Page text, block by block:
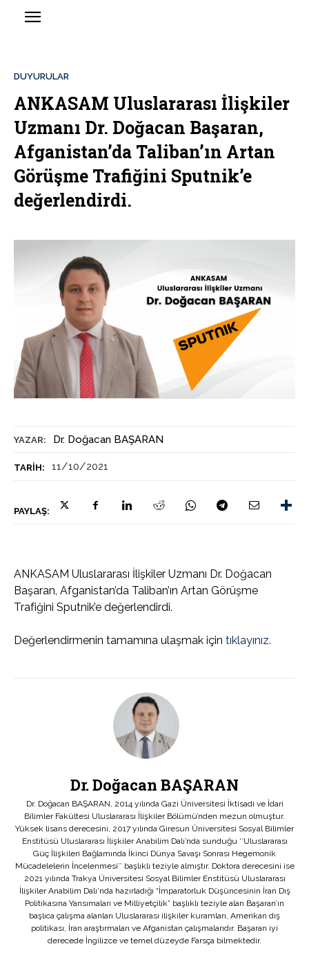
YAZAR: Dr. Doğacan BAŞARAN
TARIH: 11/10/2021
PAYLAŞ:
DUYURULAR
ANKASAM Uluslararası İlişkiler
Uzmanı Dr. Doğacan Başaran,
Afganistan’da Taliban’ın Artan
Görüşme Trafiğini Sputnik’e
değerlendirdi.
ANKASAM Uluslararası İlişkiler Uzmanı Dr. Doğacan
Başaran, Afganistan’da Taliban’ın Artan Görüşme
Trafiğini Sputnik’e değerlendirdi.
Değerlendirmenin tamamına ulaşmak için tıklayınız.
Dr. Doğacan BAŞARAN
Dr. Doğacan BAŞARAN, 2014 yılında Gazi Üniversitesi İktisadi ve İdari
Bilimler Fakültesi Uluslararası İlişkiler Bölümü’nden mezun olmuştur.
Yüksek lisans derecesini, 2017 yılında Giresun Üniversitesi Sosyal Bilimler
Enstitüsü Uluslararası İlişkiler Anabilim Dalı’nda sunduğu ‘’Uluslararası
Güç İlişkileri Bağlamında İkinci Dünya Savaşı Sonrası Hegemonik
Mücadelelerin İncelenmesi’’ başlıklı teziyle almıştır. Doktora derecesini ise
2021 yılında Trakya Üniversitesi Sosyal Bilimler Enstitüsü Uluslararası
İlişkiler Anabilim Dalı‘nda hazırladığı “İmparatorluk Düşüncesinin İran Dış
Politikasına Yansımaları ve Milliyetçilik” başlıklı teziyle alan Başaran’ın
başlıca çalışma alanları Uluslararası ilişkiler kuramları, Amerikan dış
politikası, İran araştırmaları ve Afganistan çalışmalarıdır. Başaran iyi
derecede İngilizce ve temel düzeyde Farsça bilmektedir.